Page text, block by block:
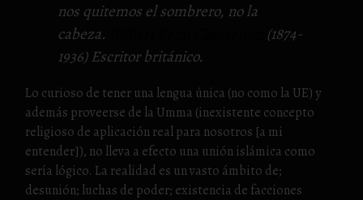
nos quitemos el sombrero, no la
cabeza.
(1874-
1936) Escritor británico.
Lo curioso de tener una lengua única (no como la UE) y
además proveerse de la Umma (inexistente concepto
religioso de aplicación real para nosotros [a mi
entender]), no lleva a efecto una unión islámica como
sería lógico. La realidad es un vasto ámbito de;
desunión; luchas de poder; existencia de facciones